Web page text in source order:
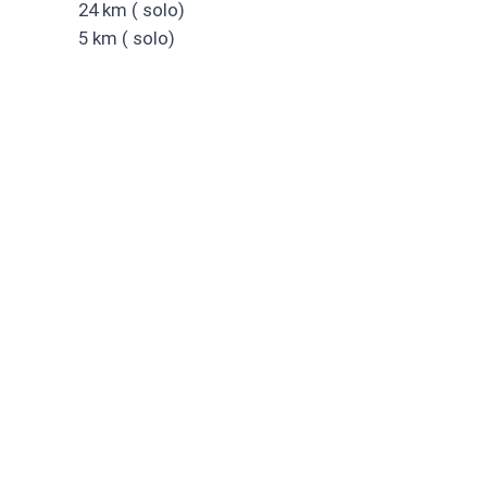
24 km ( solo)
5 km ( solo)